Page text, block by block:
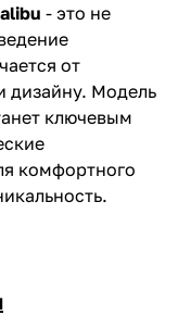
- это не
от
дизайну. Модель
ключевым
комфортного